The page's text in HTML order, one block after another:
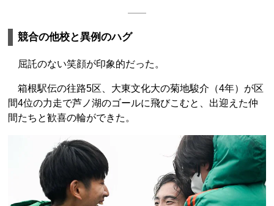
競合の他校と異例のハグ
屈託のない笑顔が印象的だった。
箱根駅伝の往路5区、大東文化大の菊地駿介（4年）が区
間4位の力走で芦ノ湖のゴールに飛びこむと、出迎えた仲
間たちと歓喜の輪ができた。